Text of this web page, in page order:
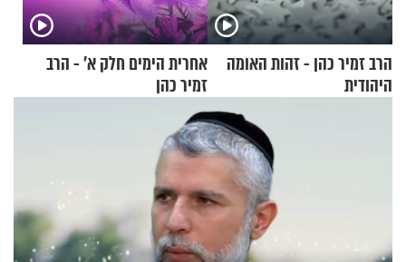
הרב זמיר כהן - זהות האומה
היהודית
אחרית הימים חלק א’ - הרב
זמיר כהן